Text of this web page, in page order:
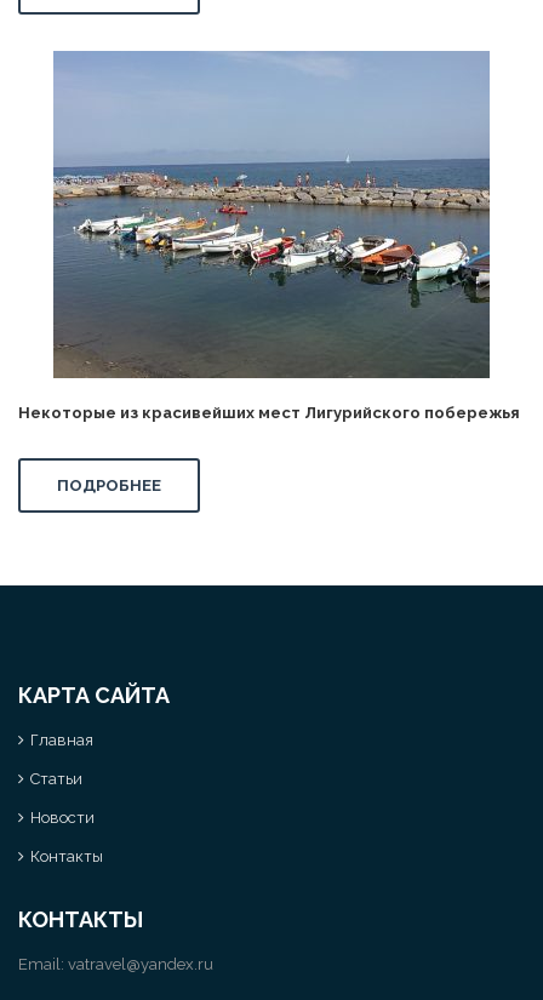
Некоторые из красивейших мест Лигурийского побережья
ПОДРОБНЕЕ
КАРТА САЙТА
Главная
Статьи
Новости
Контакты
КОНТАКТЫ
Email: vatravel@yandex.ru